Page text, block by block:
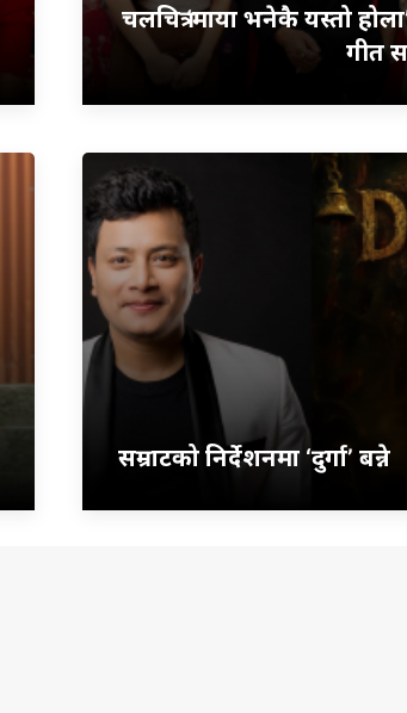
चलचित्र ‘माया भनेकै यस्तो
गीत
सम्राटको निर्देशनमा ‘दुर्गा’ बन्ने